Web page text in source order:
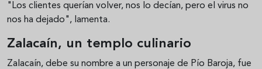
"Los clientes querían volver, nos lo decían, pero el virus no
nos ha dejado", lamenta.
Zalacaín, un templo culinario
Zalacaín, debe su nombre a un personaje de Pío Baroja, fue